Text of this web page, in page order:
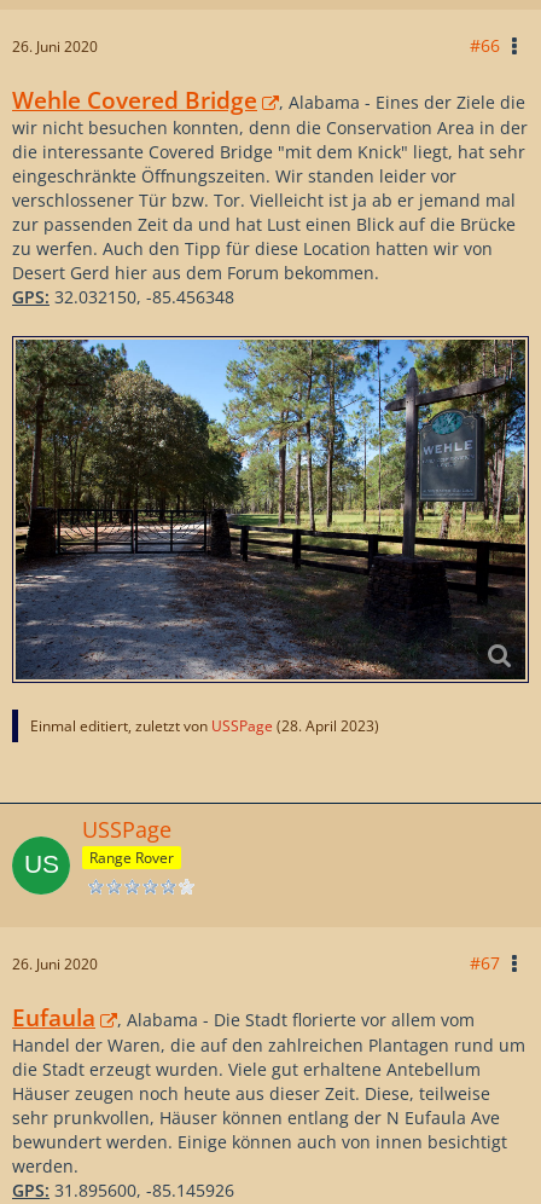
26. Juni 2020 #66
Wehle Covered Bridge
, Alabama - Eines der Ziele die
wir nicht besuchen konnten, denn die Conservation Area in der
die interessante Covered Bridge "mit dem Knick" liegt, hat sehr
eingeschränkte Öffnungszeiten. Wir standen leider vor
verschlossener Tür bzw. Tor. Vielleicht ist ja ab er jemand mal
zur passenden Zeit da und hat Lust einen Blick auf die Brücke
zu werfen. Auch den Tipp für diese Location hatten wir von
Desert Gerd hier aus dem Forum bekommen.
GPS: 32.032150, -85.456348
Einmal editiert, zuletzt von USSPage (28. April 2023)
USSPage
Range Rover
26. Juni 2020 #67
Eufaula
, Alabama - Die Stadt florierte vor allem vom
Handel der Waren, die auf den zahlreichen Plantagen rund um
die Stadt erzeugt wurden. Viele gut erhaltene Antebellum
Häuser zeugen noch heute aus dieser Zeit. Diese, teilweise
sehr prunkvollen, Häuser können entlang der N Eufaula Ave
bewundert werden. Einige können auch von innen besichtigt
werden.
GPS: 31.895600, -85.145926